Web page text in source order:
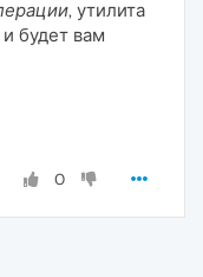
, утилита
будет вам
0